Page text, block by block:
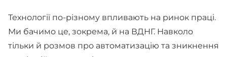
Технології по-різному впливають на ринок праці.
Ми бачимо це, зокрема, й на ВДНГ. Навколо
тільки й розмов про автоматизацію та зникнення